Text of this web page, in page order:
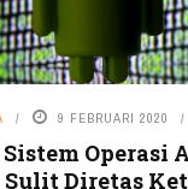
9 FEBRUARI 2020
Operasi
Sulit Diretas